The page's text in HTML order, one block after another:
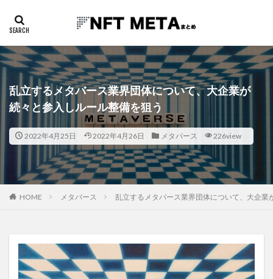
乱立するメタバース業界団体について、大企業が
続々と参入しルール整備を狙う
2022年4月25日 2022年4月26日 メタバース 226view
HOME メタバース 乱立するメタバース業界団体について、大企業